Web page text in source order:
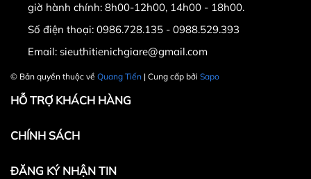
giờ hành chính: 8h00-12h00, 14h00 - 18h00.
Số điện thoại: 0986.728.135 - 0988.529.393
Email: sieuthitienichgiare@gmail.com
© Bản quyền thuộc về Quang Tiến | Cung cấp bởi Sapo
HỖ TRỢ KHÁCH HÀNG
CHÍNH SÁCH
ĐĂNG KÝ NHẬN TIN